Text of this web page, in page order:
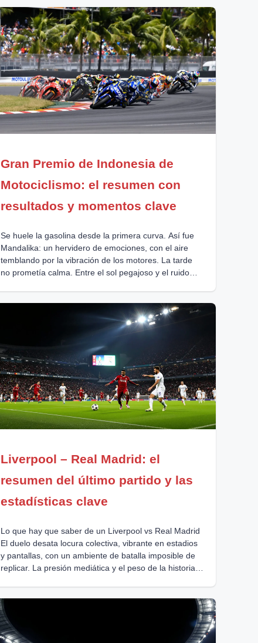
Gran Premio de Indonesia de
Motociclismo: el resumen con
resultados y momentos clave
Se huele la gasolina desde la primera curva. Así fue
Mandalika: un hervidero de emociones, con el aire
temblando por la vibración de los motores. La tarde
no prometía calma. Entre el sol pegajoso y el ruido
Liverpool – Real Madrid: el
resumen del último partido y las
estadísticas clave
Lo que hay que saber de un Liverpool vs Real Madrid
El duelo desata locura colectiva, vibrante en estadios
y pantallas, con un ambiente de batalla imposible de
replicar. La presión mediática y el peso de la historia